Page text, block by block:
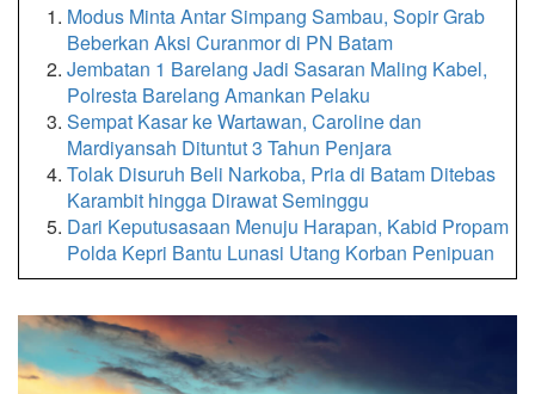
Modus Minta Antar Simpang Sambau, Sopir Grab
Beberkan Aksi Curanmor di PN Batam
Jembatan 1 Barelang Jadi Sasaran Maling Kabel,
Polresta Barelang Amankan Pelaku
Sempat Kasar ke Wartawan, Caroline dan
Mardiyansah Dituntut 3 Tahun Penjara
Tolak Disuruh Beli Narkoba, Pria di Batam Ditebas
Karambit hingga Dirawat Seminggu
Dari Keputusasaan Menuju Harapan, Kabid Propam
Polda Kepri Bantu Lunasi Utang Korban Penipuan